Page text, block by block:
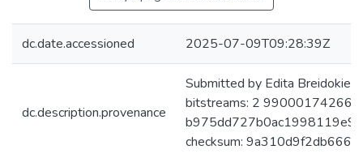
dc.date.accessioned 2025-07-09T09:28:39Z
dc.description.provenance
Submitted by Edita
bitstreams: 2
checksum: